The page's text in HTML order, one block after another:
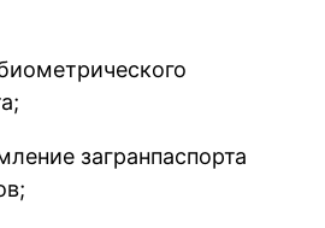
загранпаспорта